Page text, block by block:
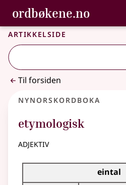
Gå til hovedinnhold
Tilgjengelighet
ordbøkene.no,
Bokmålsordboka og Nynorskordboka
Artikkelside
Til forsiden
Nynorskordboka
etymologisk
adjektiv
Bøyningstabell for dette
eintal